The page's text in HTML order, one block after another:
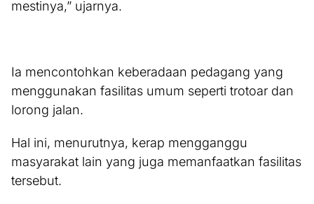
mestinya,” ujarnya.
Ia mencontohkan keberadaan pedagang yang
menggunakan fasilitas umum seperti trotoar dan
lorong jalan.
Hal ini, menurutnya, kerap mengganggu
masyarakat lain yang juga memanfaatkan fasilitas
tersebut.